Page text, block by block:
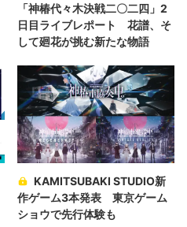
「神椿代々木決戦二〇二四」2
日目ライブレポート 花譜、そ
して廻花が挑む新たな物語
KAMITSUBAKI STUDIO新
作ゲーム3本発表 東京ゲーム
ショウで先行体験も